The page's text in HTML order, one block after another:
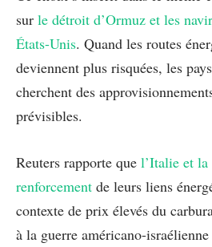
sur le détroit d’Ormuz et les
États-Unis. Quand les routes
deviennent plus risquées, les
cherchent des
prévisibles.
Reuters rapporte que l’Italie et
renforcement de leurs liens
contexte de prix élevés du
à la guerre américano-